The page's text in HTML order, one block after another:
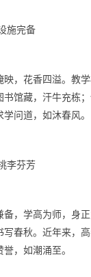
施完备
映，花香四溢。教
书馆藏，汗牛充栋
问道，如沐春风。
李芬芳
备，学高为师，身
写春秋。近年来，
，如潮涌至。